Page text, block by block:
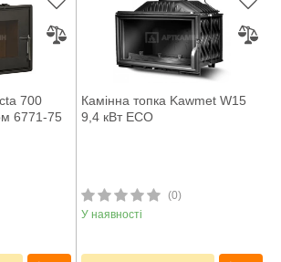
700
6771-75
Камінна топка Kawmet W15
9,4 кВт ECO
(0)
У наявності